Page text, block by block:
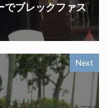
でブレックファス
Next